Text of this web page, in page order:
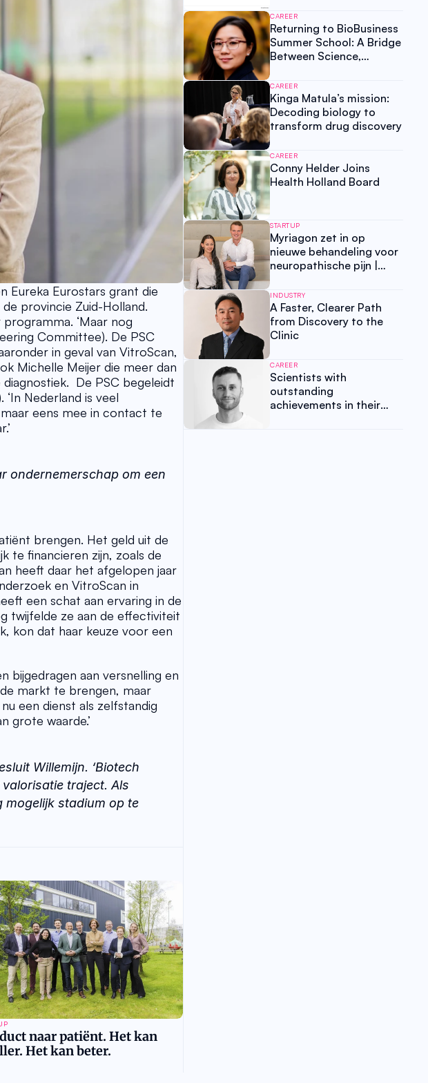
Eureka Eurostars grant die
provincie Zuid-Holland.
‘Maar nog
Committee). De PSC
in geval van VitroScan,
Michelle Meijer die meer dan
De PSC begeleidt
Nederland is veel
eens mee in contact te
ondernemerschap om een
brengen. Het geld uit de
te financieren zijn, zoals de
heeft daar het afgelopen jaar
en VitroScan in
een schat aan ervaring in de
twijfelde ze aan de effectiviteit
kon dat haar keuze voor een
bijgedragen aan versnelling en
markt te brengen, maar
een dienst als zelfstandig
grote waarde.’
Willemijn. ‘Biotech
traject. Als
mogelijk stadium op te
naar patiënt. Het kan
Het kan beter.
CAREER
Returning to BioBusiness
Summer School: A Bridge
Between Science,
Potential
CAREER
Kinga Matula’s mission:
Decoding biology to
transform drug discovery
CAREER
Conny Helder Joins
Health Holland Board
STARTUP
Myriagon zet in op
nieuwe behandeling voor
neuropathische pijn |
Universiteit Leiden, Deel
2 van 3
INDUSTRY
A Faster, Clearer Path
from Discovery to the
Clinic
CAREER
Scientists with
outstanding
achievements in their